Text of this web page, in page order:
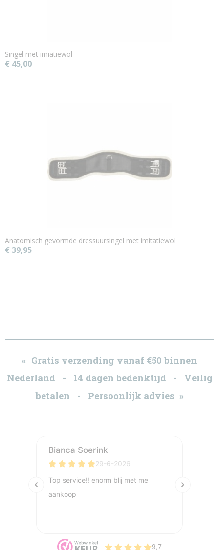
Singel met imiatiewol
€ 45,00
Anatomisch gevormde dressuursingel met imitatiewol
€ 39,95
« Gratis verzending vanaf €50 binnen
Nederland - 14 dagen bedenktijd - Veilig
betalen - Persoonlijk advies »